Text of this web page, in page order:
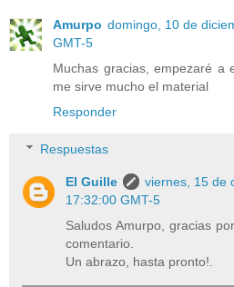
Amurpo domingo, 10 de
GMT-5
Muchas gracias, empezaré a
me sirve mucho el material
Responder
Respuestas
El Guille
viernes, 15 de
17:32:00 GMT-5
Saludos Amurpo, gracias
comentario.
Un abrazo, hasta pronto!.